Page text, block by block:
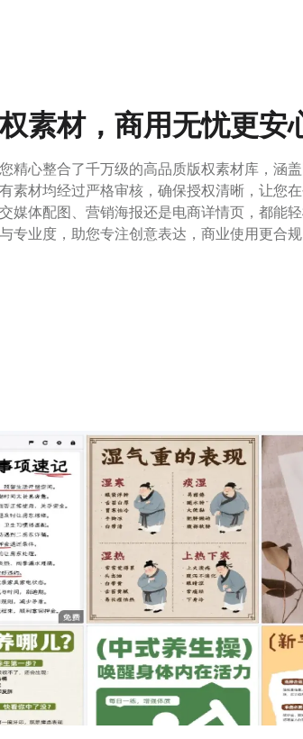
素材，商用无忧更安
精心整合了千万级的高品质版权素材库，涵
素材均经过严格审核，确保授权清晰，让您
媒体配图、营销海报还是电商详情页，都能
专业度，助您专注创意表达，商业使用更合规